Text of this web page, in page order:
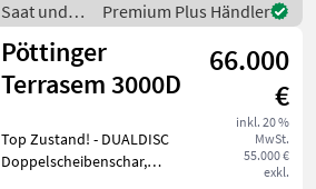
Saat und
Pflege /
Pöttinger
Premium Plus Händler
Pöttinger
Terrasem 3000D
66.000
€
inkl. 20 %
MwSt.
55.000 €
exkl.
Top Zustand! - DUALDISC
Doppelscheibenschar,